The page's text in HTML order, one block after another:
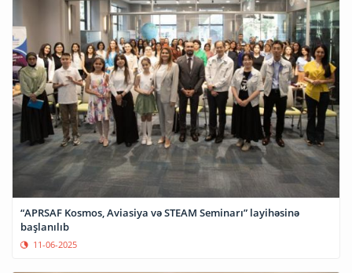
“APRSAF Kosmos, Aviasiya və STEAM Seminarı” layihəsinə
başlanılıb
11-06-2025